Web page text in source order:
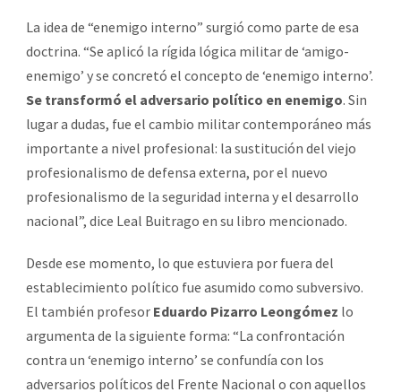
La idea de “enemigo interno” surgió como parte de esa
doctrina. “Se aplicó la rígida lógica militar de ‘amigo-
enemigo’ y se concretó el concepto de ‘enemigo interno’.
Se transformó el adversario político en enemigo. Sin
lugar a dudas, fue el cambio militar contemporáneo más
importante a nivel profesional: la sustitución del viejo
profesionalismo de defensa externa, por el nuevo
profesionalismo de la seguridad interna y el desarrollo
nacional”, dice Leal Buitrago en su libro mencionado.
Desde ese momento, lo que estuviera por fuera del
establecimiento político fue asumido como subversivo.
El también profesor Eduardo Pizarro Leongómez lo
argumenta de la siguiente forma: “La confrontación
contra un ‘enemigo interno’ se confundía con los
adversarios políticos del Frente Nacional o con aquellos